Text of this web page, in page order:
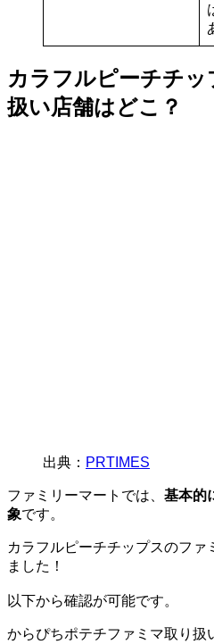
カラフルピーチチッ
扱い店舗はどこ？
出典： PRTIMES
ファミリーマートでは、 基本的
象です。
カラフルピーチチップスのファ
ました！
以下から確認が可能です。
からぴちポテチファミマ取り扱